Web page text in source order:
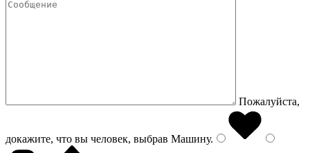
Пожалуйста,
докажите, что вы человек, выбрав Машину.